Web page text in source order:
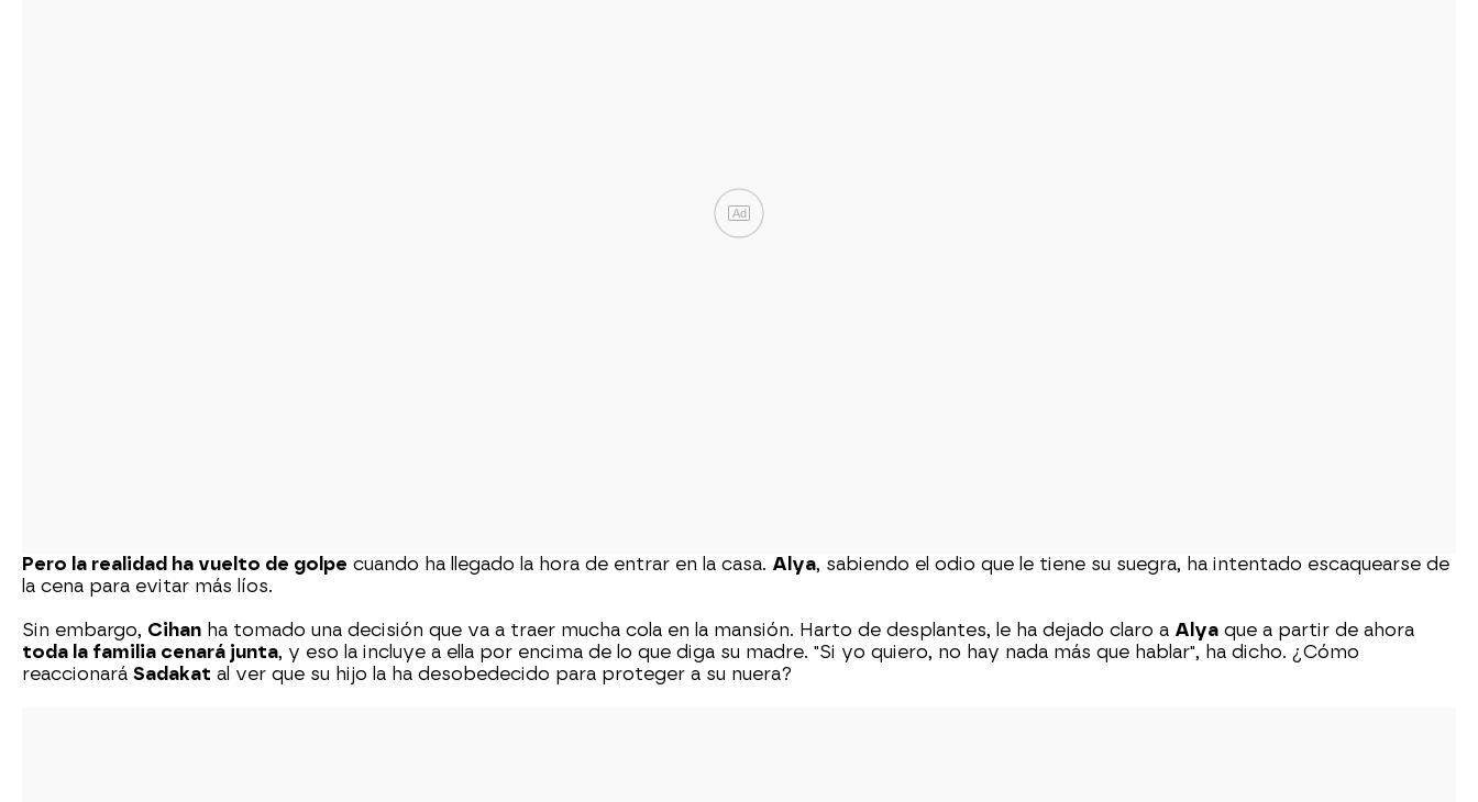
Ad
Pero la realidad ha vuelto de golpe cuando ha llegado la hora de entrar en la casa. Alya, sabiendo el odio que le tiene su suegra, ha intentado escaquearse de
la cena para evitar más líos.
Sin embargo, Cihan ha tomado una decisión que va a traer mucha cola en la mansión. Harto de desplantes, le ha dejado claro a Alya que a partir de ahora
toda la familia cenará junta, y eso la incluye a ella por encima de lo que diga su madre. "Si yo quiero, no hay nada más que hablar", ha dicho. ¿Cómo
reaccionará Sadakat al ver que su hijo la ha desobedecido para proteger a su nuera?